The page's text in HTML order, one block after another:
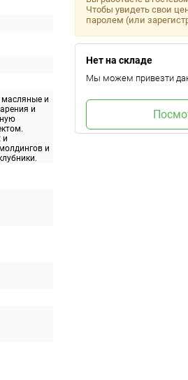
масляные и
и
и
и
Чтобы увидеть свои
паролем (или
Нет на складе
Мы можем привезти